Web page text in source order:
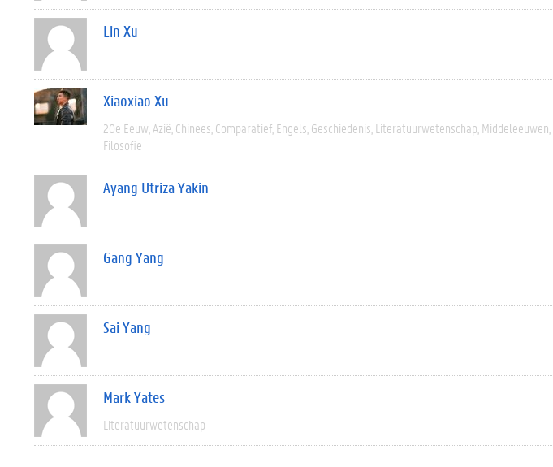
Lin Xu
Xiaoxiao Xu
20e Eeuw Azië Chinees Comparatief Engels Geschiedenis Literatuurwetenschap Middeleeuwen
Filosofie
Ayang Utriza Yakin
Gang Yang
Sai Yang
Mark Yates
Literatuurwetenschap